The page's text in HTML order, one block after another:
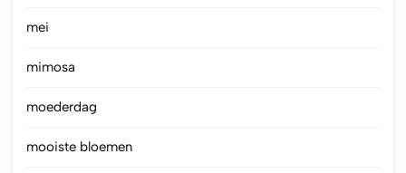
mei
mimosa
moederdag
mooiste bloemen